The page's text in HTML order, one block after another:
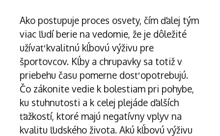
Ako postupuje proces osvety, čím ďalej tým
viac ľudí berie na vedomie, že je dôležité
užívať kvalitnú kĺbovú výživu pre
športovcov. Kĺby a chrupavky sa totiž v
priebehu času pomerne dosť opotrebujú.
Čo zákonite vedie k bolestiam pri pohybe,
ku stuhnutosti a k celej plejáde ďalších
ťažkostí, ktoré majú negatívny vplyv na
kvalitu ľudského života. Akú kĺbovú výživu